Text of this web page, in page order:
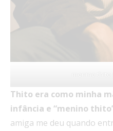
Thito era como minha
infância e “menino
amiga me deu quando